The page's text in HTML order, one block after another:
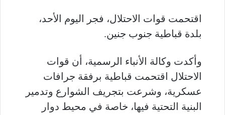
اقتحمت قوات الاحتلال، فجر اليوم الأحد،
بلدة قباطية جنوب جنين.
وأكدت وكالة الأنباء الرسمية، أن قوات
الاحتلال اقتحمت قباطية برفقة جرافات
عسكرية، وشرعت بتجريف الشوارع وتدمير
البنية التحتية فيها، خاصة في محيط دوار